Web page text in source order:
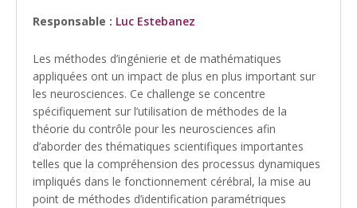
Responsable : Luc Estebanez
Les méthodes d’ingénierie et de mathématiques
appliquées ont un impact de plus en plus important sur
les neurosciences. Ce challenge se concentre
spécifiquement sur l’utilisation de méthodes de la
théorie du contrôle pour les neurosciences afin
d’aborder des thématiques scientifiques importantes
telles que la compréhension des processus dynamiques
impliqués dans le fonctionnement cérébral, la mise au
point de méthodes d’identification paramétriques